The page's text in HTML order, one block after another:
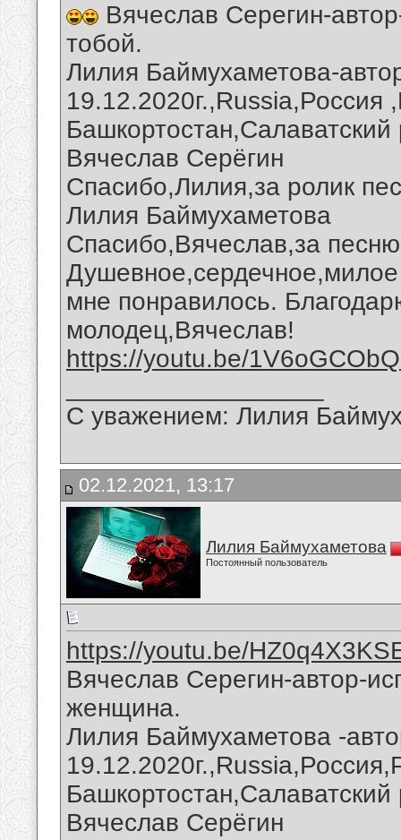
Вячеслав Серегин-
тобой.
Лилия Баймухаметова-
19.12.2020г.,Russia,Россия
Вячеслав Серёгин
Спасибо,Лилия,за ролик
Лилия Баймухаметова
Спасибо,Вячеслав,за
мне понравилось.
молодец,Вячеслав!
https://youtu.be/
С уважением: Лилия
02.12.2021, 13:17
Лилия Баймухаметова
Постоянный пользователь
https://youtu.be/
Вячеслав Серегин-автор-
женщина.
Лилия Баймухаметова -
Вячеслав Серёгин